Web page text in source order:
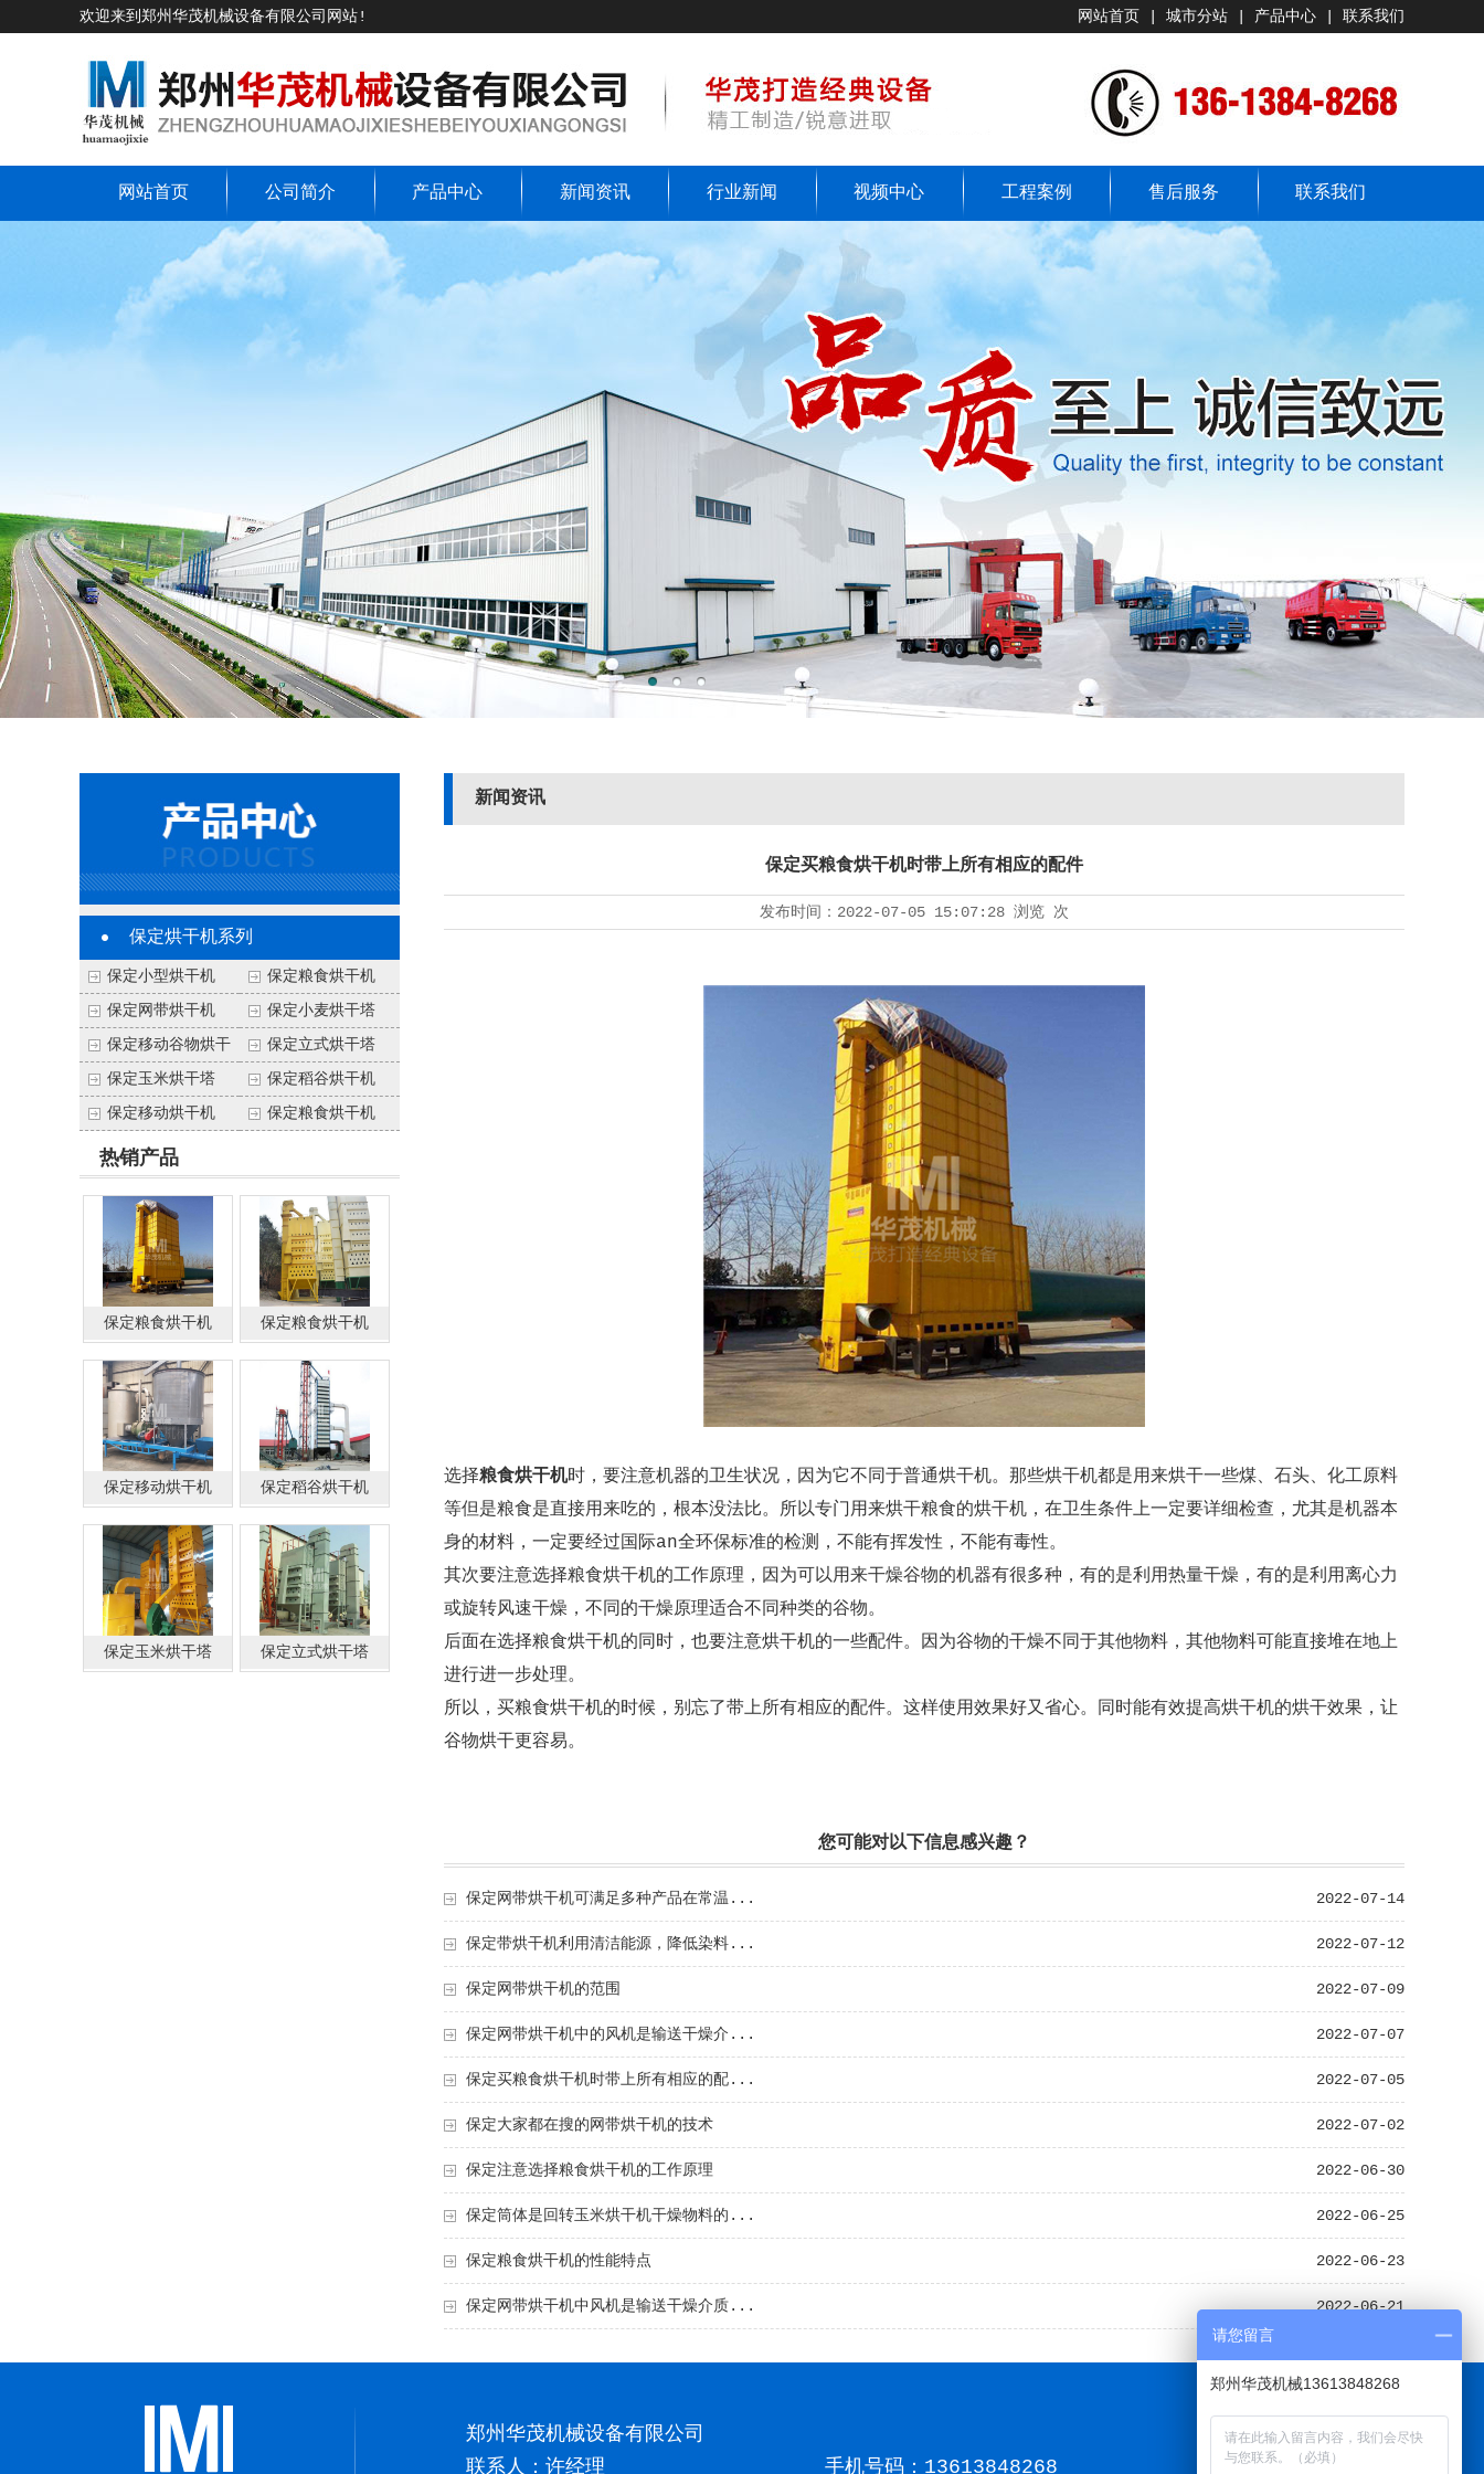
欢迎来到郑州华茂机械设备有限公司网站! 网站首页 城市分站 产品中心 联系我们
网站首页 公司简介 产品中心 新闻资讯 行业新闻 视频中心 工程案例 售后服务 联系我们
保定烘干机系列
保定小型烘干机
保定粮食烘干机
（塔）
保定网带烘干机
保定小麦烘干塔
保定移动谷物烘干
塔
保定立式烘干塔
保定玉米烘干塔
保定稻谷烘干机
保定移动烘干机
保定粮食烘干机
热销产品
保定粮食烘干机
（塔）
保定粮食烘干机
保定移动烘干机 保定稻谷烘干机
保定玉米烘干塔 保定立式烘干塔
新闻资讯
保定买粮食烘干机时带上所有相应的配件
发布时间： 2022-07-05 15:07:28 浏览 次
选择粮食烘干机时，要注意机器的卫生状况，因为它不同于普通烘干机。那些烘干机都是用来烘干一些煤、石头、化工原料
等但是粮食是直接用来吃的，根本没法比。所以专门用来烘干粮食的烘干机，在卫生条件上一定要详细检查，尤其是机器本
身的材料，一定要经过国际an全环保标准的检测，不能有挥发性，不能有毒性。
其次要注意选择粮食烘干机的工作原理，因为可以用来干燥谷物的机器有很多种，有的是利用热量干燥，有的是利用离心力
或旋转风速干燥，不同的干燥原理适合不同种类的谷物。
后面在选择粮食烘干机的同时，也要注意烘干机的一些配件。因为谷物的干燥不同于其他物料，其他物料可能直接堆在地上
进行进一步处理。
所以，买粮食烘干机的时候，别忘了带上所有相应的配件。这样使用效果好又省心。同时能有效提高烘干机的烘干效果，让
谷物烘干更容易。
您可能对以下信息感兴趣？
2022-07-14
保定网带烘干机可满足多种产品在常温...
2022-07-12
保定带烘干机利用清洁能源，降低染料...
2022-07-09
保定网带烘干机的范围
2022-07-07
保定网带烘干机中的风机是输送干燥介...
2022-07-05
保定买粮食烘干机时带上所有相应的配...
2022-07-02
保定大家都在搜的网带烘干机的技术
2022-06-30
保定注意选择粮食烘干机的工作原理
2022-06-25
保定筒体是回转玉米烘干机干燥物料的...
2022-06-23
保定粮食烘干机的性能特点
2022-06-21
保定网带烘干机中风机是输送干燥介质...
郑州华茂机械设备有限公司
联系人：许经理
手机号码： 13613848268
请您留言
郑州华茂机械13613848268